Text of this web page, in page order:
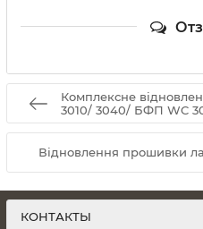
Комплексне
3010/ 3040/ БФП WC
Відновлення прошивки
КОНТАКТЫ